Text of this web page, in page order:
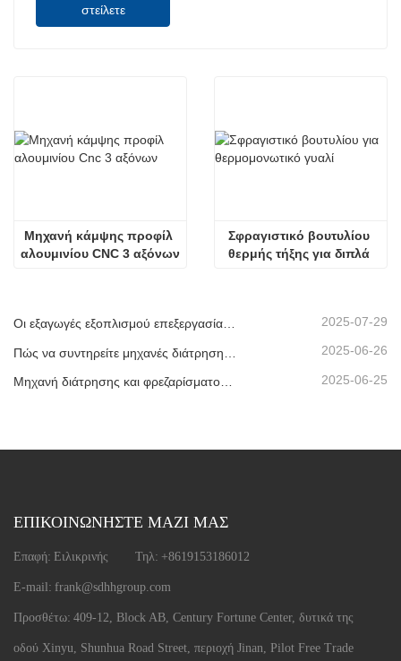
στείλετε
Μηχανή κάμψης προφίλ
αλουμινίου CNC 3 αξόνων
Σφραγιστικό βουτυλίου
θερμής τήξης για διπλά
Οι εξαγωγές εξοπλισμού επεξεργασίας μονωτικού γυαλιού μας έχουν φτάσει σε νέα υψηλά επίπεδα, συμβάλλοντας στην ανάπτυξη πράσινων κτιρίων παγκοσμίως. 2025-07-29
2025-06-26
2025-06-25
ΕΠΙΚΟΙΝΩΝΗΣΤΕ ΜΑΖΙ ΜΑΣ
Επαφή: Ειλικρινής Τηλ: +8619153186012
E-mail: frank@sdhhgroup.com
Προσθέτω: 409-12, Block AB, Century Fortune Center, δυτικά της
οδού Xinyu, Shunhua Road Street, περιοχή Jinan, Pilot Free Trade